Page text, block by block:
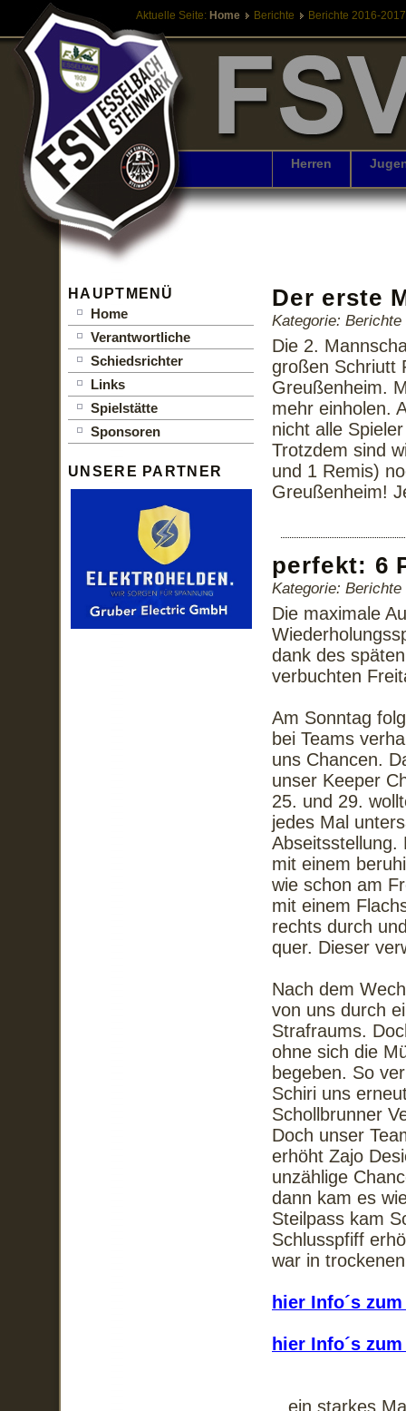
Aktuelle Seite: Home Berichte Berichte 2016-2017
Herren
HAUPTMENÜ
Home
Verantwortliche
Schiedsrichter
Links
Spielstätte
Sponsoren
UNSERE PARTNER
Der erste
Kategorie: Berichte
Die 2.
großen Schriutt
Greußenheim.
mehr einholen.
nicht alle
Trotzdem sind
und 1 Remis)
Greußenheim!
perfekt: 6
Kategorie: Berichte
Die maximale
dank des
verbuchten
Am Sonntag
bei Teams
uns Chancen.
unser Keeper
25. und 29.
jedes Mal
Abseitsstellung.
mit einem
wie schon am
mit einem
rechts durch
quer. Dieser
Nach dem
von uns durch
Strafraums.
ohne sich die
begeben. So
Schiri uns
Schollbrunner
Doch unser
erhöht Zajo
unzählige
dann kam es
Steilpass kam
Schlusspfiff
war in
hier Info´s
hier Info´s
ein starkes